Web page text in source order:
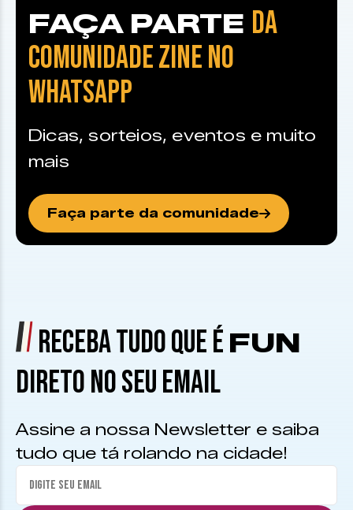
FAÇA PARTE DA
COMUNIDADE ZINE NO
WHATSAPP
Dicas, sorteios, eventos e muito
mais
Faça parte da comunidade
RECEBA TUDO QUE É FUN
DIRETO NO SEU EMAIL
Assine a nossa Newsletter e saiba
tudo que tá rolando na cidade!